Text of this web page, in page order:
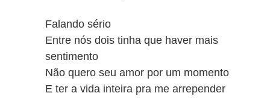
Falando sério
Entre nós dois tinha que haver mais
sentimento
Não quero seu amor por um momento
E ter a vida inteira pra me arrepender